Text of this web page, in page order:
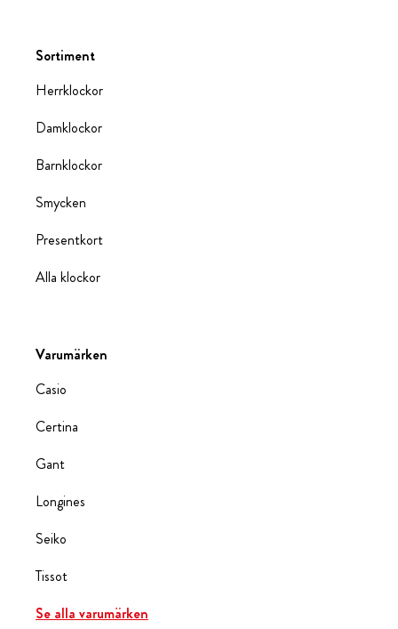
Sortiment
Herrklockor
Damklockor
Barnklockor
Smycken
Presentkort
Alla klockor
Varumärken
Casio
Certina
Gant
Longines
Seiko
Tissot
Se alla varumärken